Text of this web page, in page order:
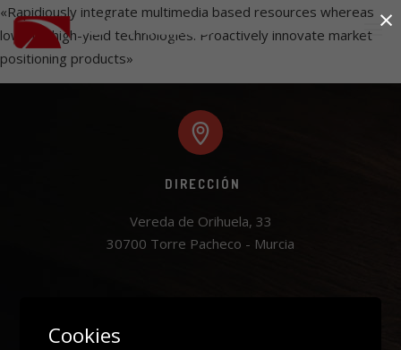
«Rapidiously integrate multimedia based resources whereas
low-risk high-yield technologies. Proactively innovate market
positioning products»
DIRECCIÓN
Vereda de Orihuela, 33
30700 Torre Pacheco - Murcia
×
Cookies